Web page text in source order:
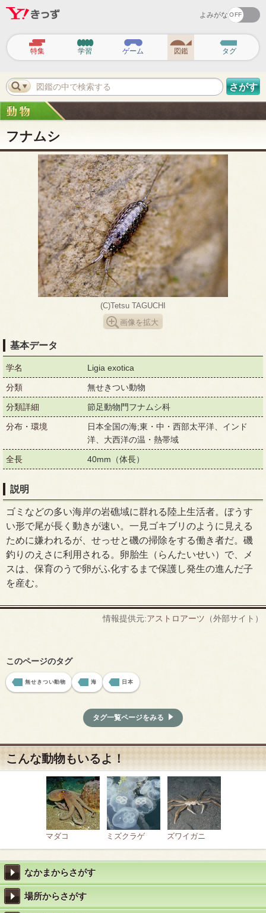
よみがな
ビ
ゲ
ー
シ
ョ
ン
特集 学習 ゲーム 図鑑 タグ
図鑑の中で検索する さがす
フナムシ
(C)Tetsu TAGUCHI
画像を拡大
基本データ
学名 Ligia exotica
分類 無せきつい動物
分類詳細 節足動物門フナムシ科
分布・環境
日本全国の海;東・中・西部太平洋、インド
洋、大西洋の温・熱帯域
全長 40mm（体長）
説明
ゴミなどの多い海岸の岩礁域に群れる陸上生活者。ぼうす
い形で尾が長く動きが速い。一見ゴキブリのように見える
ために嫌われるが、せっせと磯の掃除をする働き者だ。磯
釣りのえさに利用される。卵胎生（らんたいせい）で、メ
スは、保育のうで卵がふ化するまで保護し発生の進んだ子
を産む。
情報提供元:アストロアーツ （外部サイト）
このページのタグ
無せきつい動物 海 日本
タグ一覧ページをみる
こんな動物もいるよ！
マダコ ミズクラゲ ズワイガニ
なかまからさがす
場所からさがす